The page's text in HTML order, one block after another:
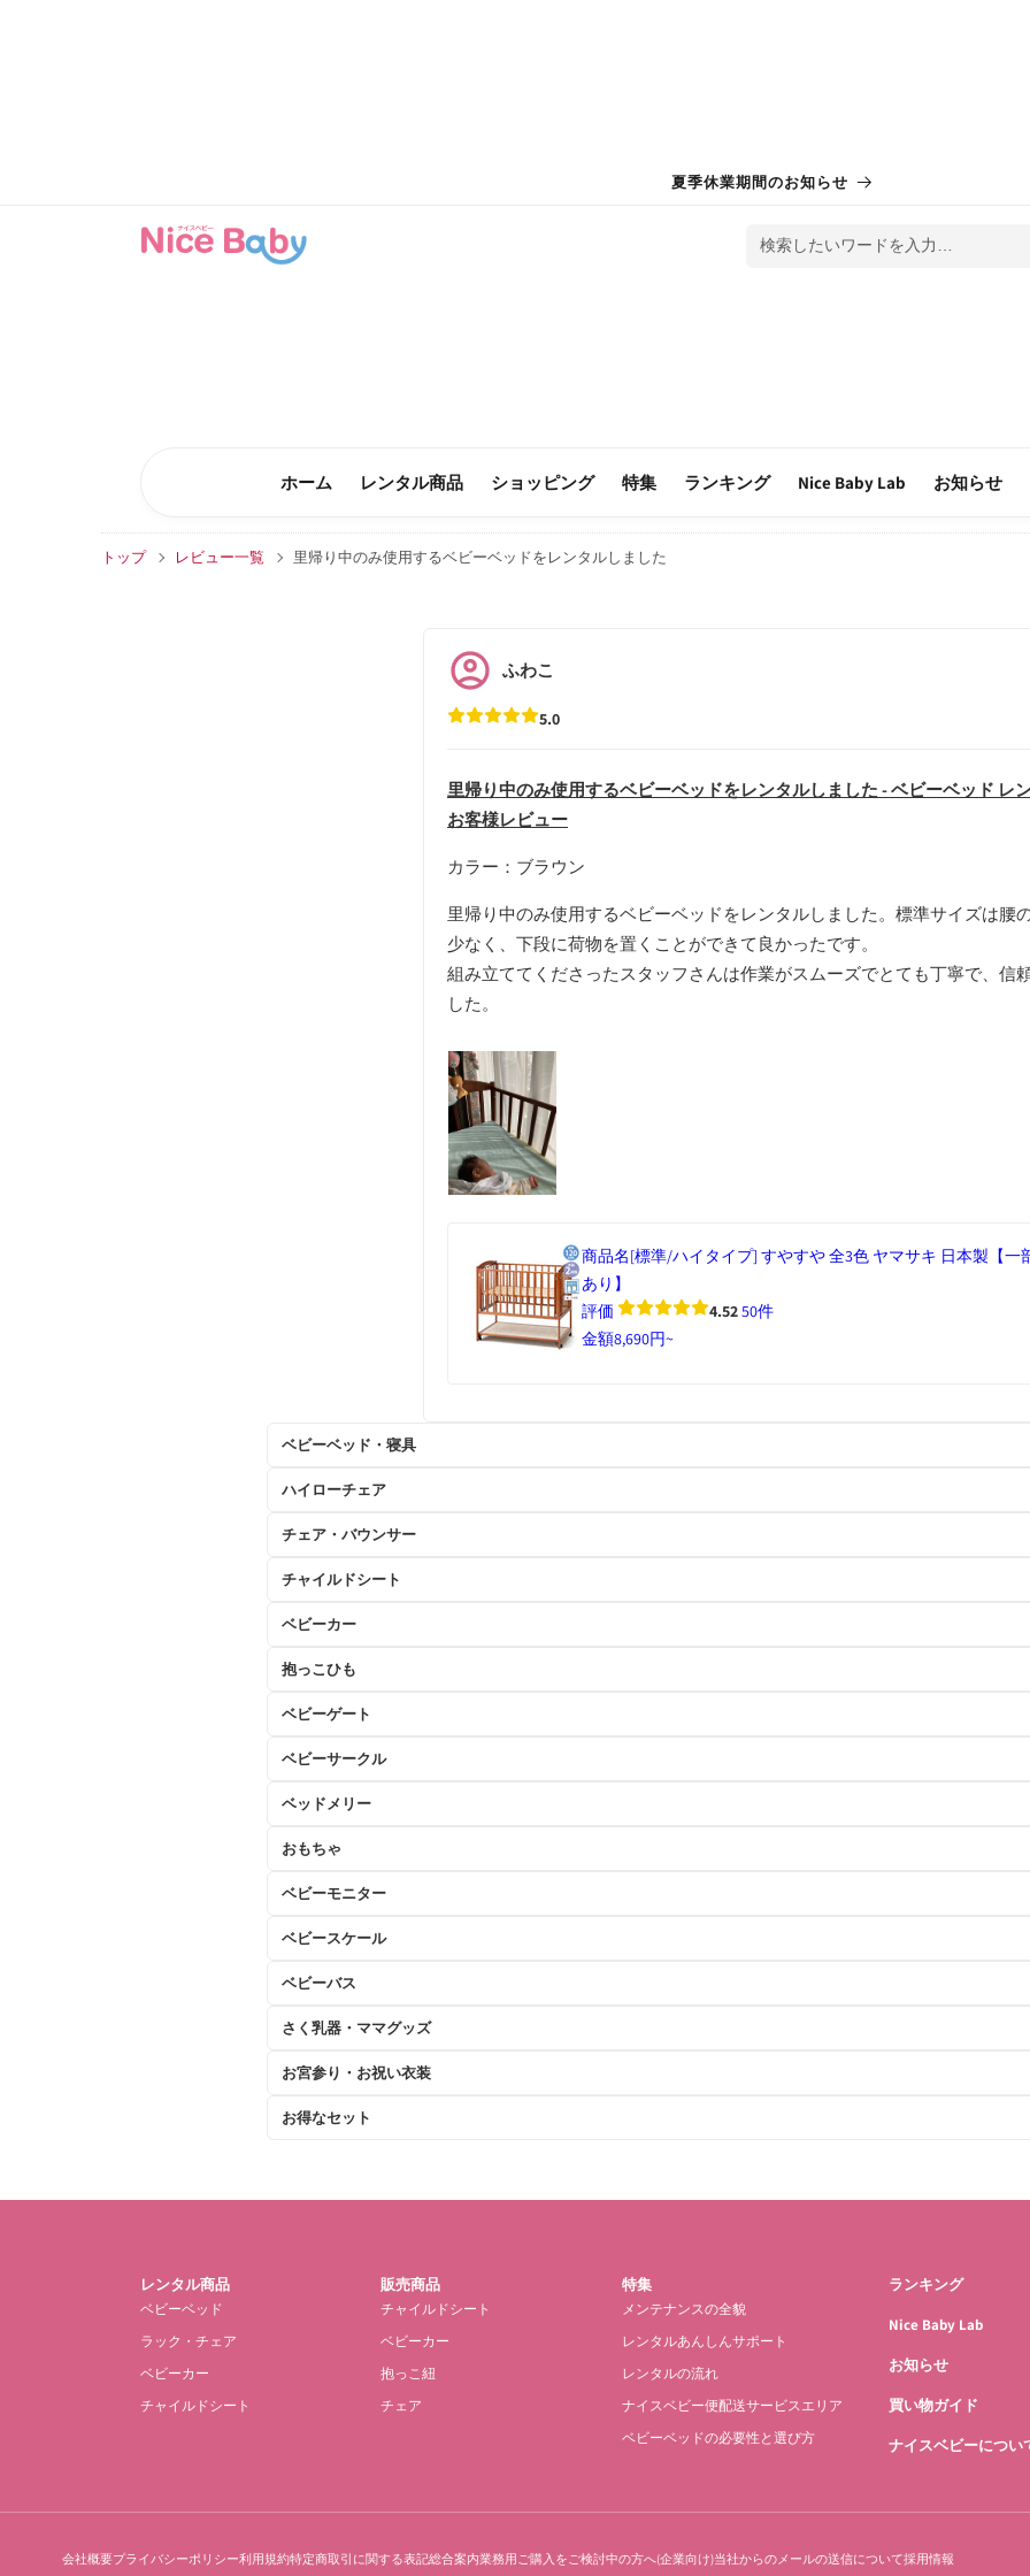
夏季休業期間のお知らせ
検索したいワードを入力…
ホーム レンタル商品 ショッピング 特集 ランキング Nice Baby Lab お知らせ
トップ レビュー一覧 里帰り中のみ使用するベビーベッドをレンタルしました
5.0
ふわこ
里帰り中のみ使用するベビーベッドをレンタルしました - ベビーベッド レ
お客様レビュー
カラー：ブラウン
里帰り中のみ使用するベビーベッドをレンタルしました。標準サイズは腰
少なく、下段に荷物を置くことができて良かったです。
組み立ててくださったスタッフさんは作業がスムーズでとても丁寧で、信
した。
商品名[標準/ハイタイプ] すやすや 全3色 ヤマサキ 日本製【一
あり】
評価
4.5250件
金額8,690円~
ベビーベッド・寝具
ハイローチェア
チェア・バウンサー
チャイルドシート
ベビーカー
抱っこひも
ベビーゲート
ベビーサークル
ベッドメリー
おもちゃ
ベビーモニター
ベビースケール
ベビーバス
さく乳器・ママグッズ
お宮参り・お祝い衣装
お得なセット
レンタル商品
ベビーベッド
ラック・チェア
ベビーカー
チャイルドシート
販売商品
チャイルドシート
ベビーカー
抱っこ紐
チェア
特集
メンテナンスの全貌
レンタルあんしんサポート
レンタルの流れ
ナイスベビー便配送サービスエリア
ベビーベッドの必要性と選び方
ランキング
Nice Baby Lab
お知らせ
買い物ガイド
ナイスベビーについ
会社概要プライバシーポリシー利用規約特定商取引に関する表記総合案内業務用ご購入をご検討中の方へ(企業向け)当社からのメールの送信について採用情報